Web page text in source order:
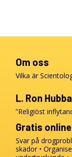
Om oss
Vilka är
L. Ron
”Religiöst
Gratis
Svar på
skador